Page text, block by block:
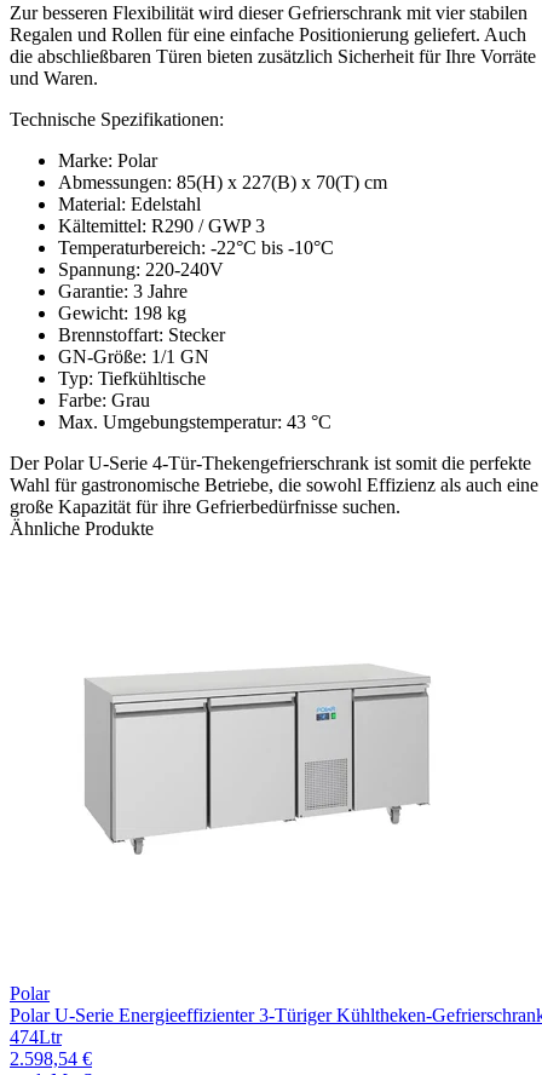
Zur besseren Flexibilität wird dieser Gefrierschrank mit vier stabilen
Regalen und Rollen für eine einfache Positionierung geliefert. Auch
die abschließbaren Türen bieten zusätzlich Sicherheit für Ihre Vorräte
und Waren.
Technische Spezifikationen:
Marke: Polar
Abmessungen: 85(H) x 227(B) x 70(T) cm
Material: Edelstahl
Kältemittel: R290 / GWP 3
Temperaturbereich: -22°C bis -10°C
Spannung: 220-240V
Garantie: 3 Jahre
Gewicht: 198 kg
Brennstoffart: Stecker
GN-Größe: 1/1 GN
Typ: Tiefkühltische
Farbe: Grau
Max. Umgebungstemperatur: 43 °C
Der Polar U-Serie 4-Tür-Thekengefrierschrank ist somit die perfekte
Wahl für gastronomische Betriebe, die sowohl Effizienz als auch eine
große Kapazität für ihre Gefrierbedürfnisse suchen.
Ähnliche Produkte
Polar
Polar U-Serie Energieeffizienter 3-Türiger Kühltheken-
474Ltr
2.598,54 €